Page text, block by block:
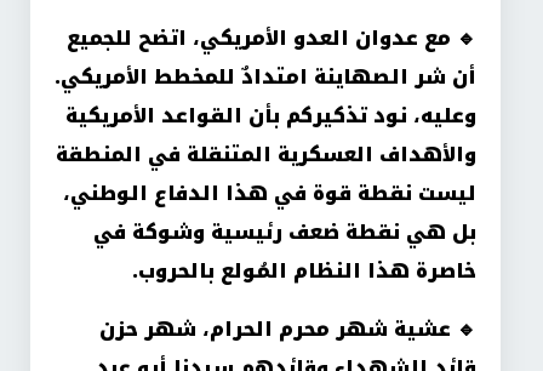
🔹 مع عدوان العدو الأمريكي، اتضح للجميع
أن شر الصهاينة امتدادٌ للمخطط الأمريكي.
وعليه، نود تذكيركم بأن القواعد الأمريكية
والأهداف العسكرية المتنقلة في المنطقة
ليست نقطة قوة في هذا الدفاع الوطني،
بل هي نقطة ضعف رئيسية وشوكة في
خاصرة هذا النظام المُولع بالحروب.
🔹 عشية شهر محرم الحرام، شهر حزن